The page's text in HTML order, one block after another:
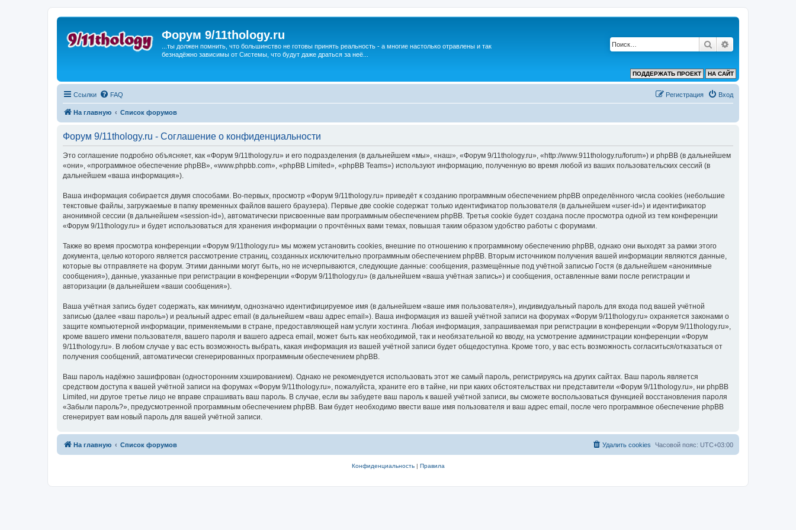
Форум 9/11thology.ru
...ты должен помнить, что большинство не готовы принять реальность - а многие настолько отравлены и так
безнадёжно зависимы от Системы, что будут даже драться за неё...
Поиск
НА САЙТ
ПОДДЕРЖАТЬ ПРОЕКТ
Ссылки FAQ Вход
Регистрация
На главную Список форумов
Форум 9/11thology.ru - Соглашение о конфиденциальности
Это соглашение подробно объясняет, как «Форум 9/11thology.ru» и его подразделения (в дальнейшем «мы», «наш», «Форум 9/11thology.ru», «http://www.911thology.ru/forum») и phpBB (в дальнейшем
«они», «программное обеспечение phpBB», «www.phpbb.com», «phpBB Limited», «phpBB Teams») используют информацию, полученную во время любой из ваших пользовательских сессий (в
дальнейшем «ваша информация»).
Ваша информация собирается двумя способами. Во-первых, просмотр «Форум 9/11thology.ru» приведёт к созданию программным обеспечением phpBB определённого числа cookies (небольшие
текстовые файлы, загружаемые в папку временных файлов вашего браузера). Первые две cookie содержат только идентификатор пользователя (в дальнейшем «user-id») и идентификатор
анонимной сессии (в дальнейшем «session-id»), автоматически присвоенные вам программным обеспечением phpBB. Третья cookie будет создана после просмотра одной из тем конференции
«Форум 9/11thology.ru» и будет использоваться для хранения информации о прочтённых вами темах, повышая таким образом удобство работы с форумами.
Также во время просмотра конференции «Форум 9/11thology.ru» мы можем установить cookies, внешние по отношению к программному обеспечению phpBB, однако они выходят за рамки этого
документа, целью которого является рассмотрение страниц, созданных исключительно программным обеспечением phpBB. Вторым источником получения вашей информации являются данные,
которые вы отправляете на форум. Этими данными могут быть, но не исчерпываются, следующие данные: сообщения, размещённые под учётной записью Гостя (в дальнейшем «анонимные
сообщения»), данные, указанные при регистрации в конференции «Форум 9/11thology.ru» (в дальнейшем «ваша учётная запись») и сообщения, оставленные вами после регистрации и
авторизации (в дальнейшем «ваши сообщения»).
Ваша учётная запись будет содержать, как минимум, однозначно идентифицируемое имя (в дальнейшем «ваше имя пользователя»), индивидуальный пароль для входа под вашей учётной
записью (далее «ваш пароль») и реальный адрес email (в дальнейшем «ваш адрес email»). Ваша информация из вашей учётной записи на форумах «Форум 9/11thology.ru» охраняется законами о
защите компьютерной информации, применяемыми в стране, предоставляющей нам услуги хостинга. Любая информация, запрашиваемая при регистрации в конференции «Форум 9/11thology.ru»,
кроме вашего имени пользователя, вашего пароля и вашего адреса email, может быть как необходимой, так и необязательной ко вводу, на усмотрение администрации конференции «Форум
9/11thology.ru». В любом случае у вас есть возможность выбрать, какая информация из вашей учётной записи будет общедоступна. Кроме того, у вас есть возможность согласиться/отказаться от
получения сообщений, автоматически сгенерированных программным обеспечением phpBB.
Ваш пароль надёжно зашифрован (односторонним хэшированием). Однако не рекомендуется использовать этот же самый пароль, регистрируясь на других сайтах. Ваш пароль является
средством доступа к вашей учётной записи на форумах «Форум 9/11thology.ru», пожалуйста, храните его в тайне, ни при каких обстоятельствах ни представители «Форум 9/11thology.ru», ни phpBB
Limited, ни другое третье лицо не вправе спрашивать ваш пароль. В случае, если вы забудете ваш пароль к вашей учётной записи, вы сможете воспользоваться функцией восстановления пароля
«Забыли пароль?», предусмотренной программным обеспечением phpBB. Вам будет необходимо ввести ваше имя пользователя и ваш адрес email, после чего программное обеспечение phpBB
сгенерирует вам новый пароль для вашей учётной записи.
На главную Список форумов Часовой пояс: UTC+03:00
Удалить cookies
Конфиденциальность| Правила